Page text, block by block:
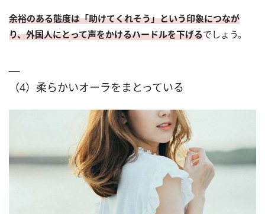
余裕のある態度は「助けてくれそう」という印象につなが
り、外国人にとって声をかけるハードルを下げるでしょう。
（4）柔らかいオーラをまとっている